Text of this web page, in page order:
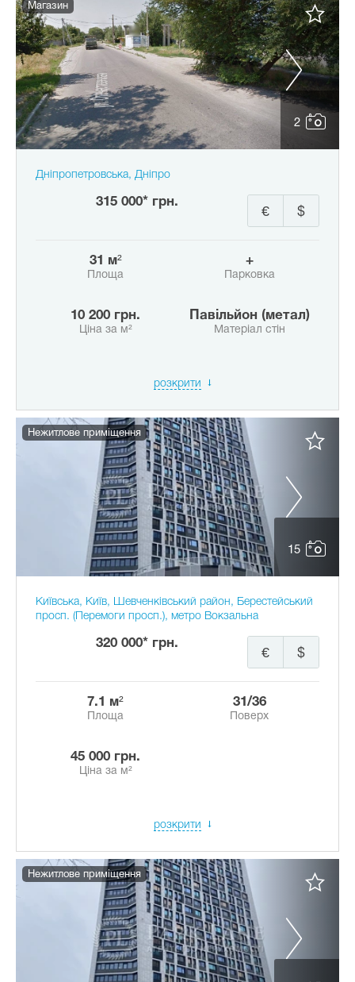
2
Магазин
Дніпропетровська, Дніпро
315 000* грн.
$
€
31 м²
Площа
+
Парковка
10 200 грн.
Ціна за м²
Павільйон (метал)
Матеріал стін
розкрити
15
Нежитлове приміщення
Київська, Київ, Шевченківський район, Берестейський
просп. (Перемоги просп.), метро Вокзальна
320 000* грн.
$
€
7.1 м²
Площа
31/36
Поверх
45 000 грн.
Ціна за м²
розкрити
Нежитлове приміщення